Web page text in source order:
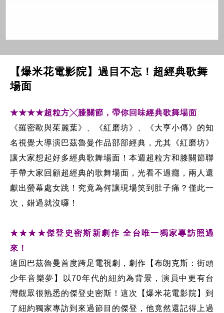
【爆米花電影院】過目不忘！超經典歌舞
場面
★★★★超粒方╳膝關節，帶你回味經典歌舞場面
《羅密歐與茱麗葉》、《紅磨坊》、《大亨小傳》的知
名視覺大導演巴茲魯曼作品部部經典，尤其《紅磨坊》
讓大家想起好多經典歌舞場面！本週超粒方和膝關節聯
手帶大家回顧超經典的歌舞場面，光看不過癮，兩人還
獻出螢幕處女跳！究竟為何讓現場笑到肚子痛？僅此一
次，錯過就沒囉！
★★★★傑登史密斯新劇作 全台唯一獨家專訪照過
來！
這回巴茲魯曼首度跨足電視劇，劇作【布朗克斯：街頭
少年音樂夢】以70年代的紐約為背景，演員中更有台
灣觀眾很熟悉的傑登史密斯！這次【爆米花電影院】到
了紐約獨家專訪到來過節目的傑登，他竟然還記得上過